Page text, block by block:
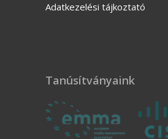
Adatkezelési tájkoztató
Tanúsítványaink